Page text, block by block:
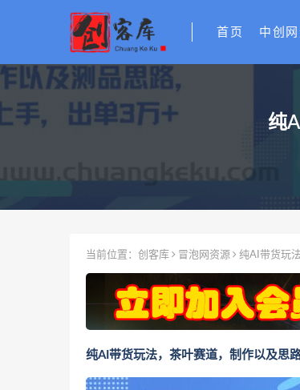
首页 中创
纯
当前位置： 创客库 冒泡网资源 纯AI带货玩
纯AI带货玩法，茶叶赛道，制作以及思